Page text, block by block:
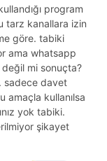
program
tarz kanallara izin
göre. tabiki
ama whatsapp
mi sonuçta?
sadece davet
amaçla kullanılsa
yok tabiki.
şikayet